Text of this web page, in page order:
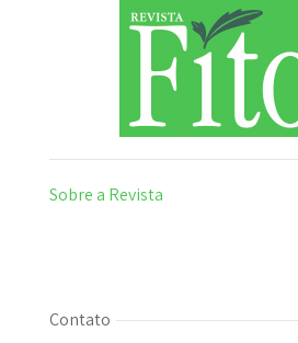
Sobre a Revista
Contato